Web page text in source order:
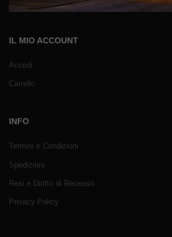
IL MIO ACCOUNT
Accedi
Carrello
INFO
Termini e Condizioni
Spedizioni
Resi e Diritto di Recesso
Privacy Policy